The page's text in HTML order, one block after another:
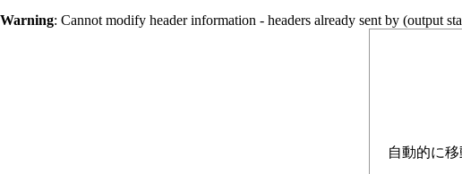
Warning: Cannot modify header information - headers already sent by (output